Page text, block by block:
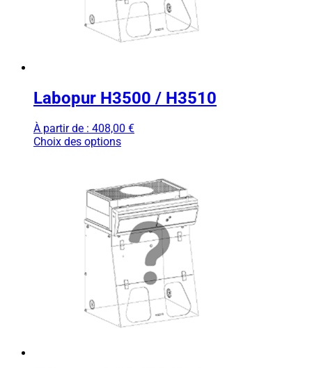
Labopur H3500 / H3510
À partir de : 408,00 €
Choix des options